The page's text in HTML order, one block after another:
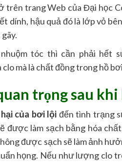
trên trang Web của Đại học
dính, hậu quả đó là lớp vỏ
tóc thì cần phải hết
mà là chất đồng trong hồ
trọng sau khi
của bơi lội đến tình trạng
làm sạch bằng hóa
được sạch sẽ làm ảnh
họng. Nếu như lượng clo